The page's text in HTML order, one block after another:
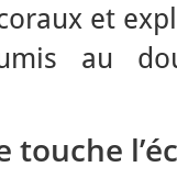
et
au
touche